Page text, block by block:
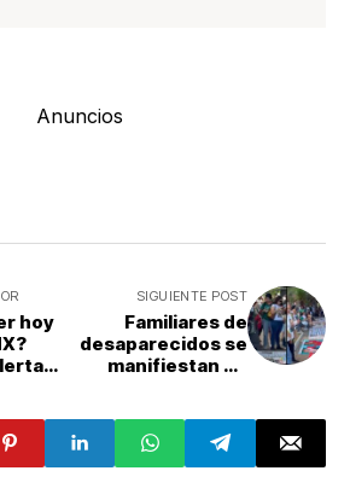
Anuncios
hoy
las 16
SIGUIENTE POST
Familiares de
desaparecidos se
manifiestan en
vs Corea; exigen
localizar a sus
seres queridos